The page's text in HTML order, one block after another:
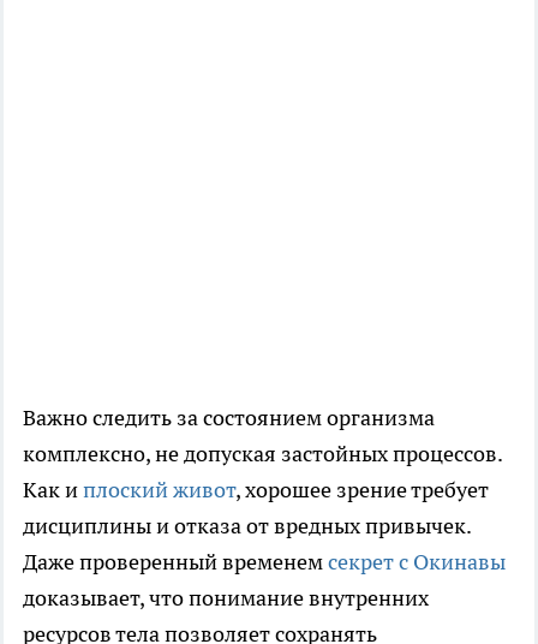
Важно следить за состоянием организма
комплексно, не допуская застойных процессов.
Как иплоский живот, хорошее зрение требует
дисциплины и отказа от вредных привычек.
Даже проверенный временемсекрет с Окинавы
доказывает, что понимание внутренних
ресурсов тела позволяет сохранять